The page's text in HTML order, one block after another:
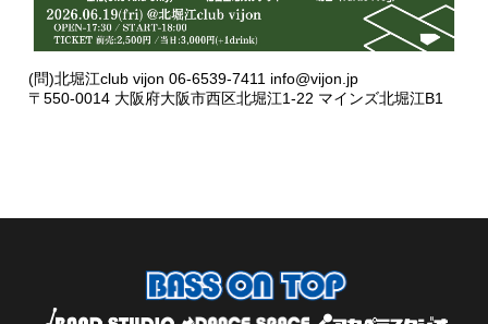
(問)北堀江club vijon 06-6539-7411 info@vijon.jp
〒550-0014 大阪府大阪市西区北堀江1-22 マインズ北堀江B1